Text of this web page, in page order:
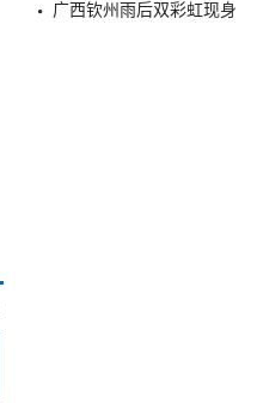
广西钦州雨后双彩虹现身